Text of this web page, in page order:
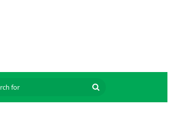
Search
for